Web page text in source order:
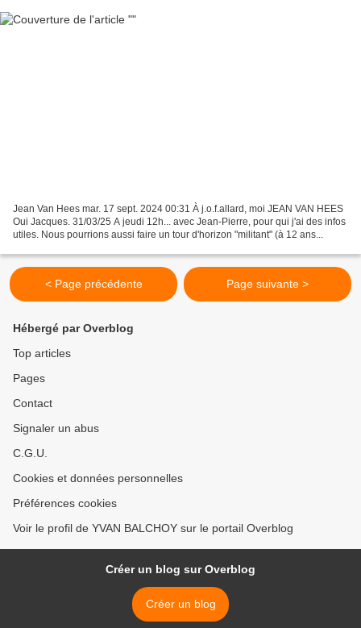
Jean Van Hees mar. 17 sept. 2024 00:31 À j.o.f.allard, moi JEAN VAN HEES
Oui Jacques. 31/03/25 A jeudi 12h... avec Jean-Pierre, pour qui j'ai des infos
utiles. Nous pourrions aussi faire un tour d'horizon "militant" (à 12 ans...
< Page précédente Page suivante >
Hébergé par Overblog
Top articles
Pages
Contact
Signaler un abus
C.G.U.
Cookies et données personnelles
Préférences cookies
Voir le profil de YVAN BALCHOY sur le portail Overblog
Créer un blog sur Overblog
Créer un blog